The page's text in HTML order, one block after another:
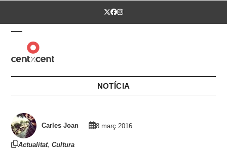
Twitter
Facebook
Instagram
Open
mobile
menu
Close
mobile
menu
NOTÍCIA
Carles Joan 8 març 2016
Actualitat,Cultura